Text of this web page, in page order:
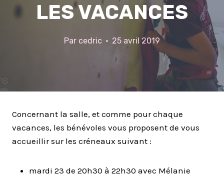
LES VACANCES
Par cedric 25 avril 2019
Concernant la salle, et comme pour chaque
vacances, les bénévoles vous proposent de vous
accueillir sur les créneaux suivant :
mardi 23 de 20h30 à 22h30 avec Mélanie